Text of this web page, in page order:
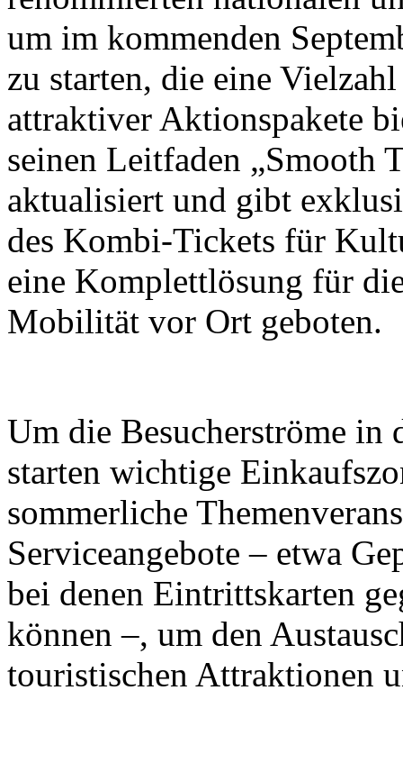
um im kommenden
zu starten, die eine
attraktiver Aktionspakete
seinen Leitfaden „Smooth
aktualisiert und gibt
des Kombi-Tickets für
eine Komplettlösung für
Mobilität vor Ort geboten.
Um die Besucherströme in
starten wichtige
sommerliche
Serviceangebote – etwa
bei denen Eintrittskarten
können –, um den
touristischen Attraktionen